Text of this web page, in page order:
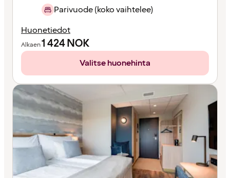
Parivuode (koko vaihtelee)
Huonetiedot
Alkaen1 424NOK
Valitse huonehinta